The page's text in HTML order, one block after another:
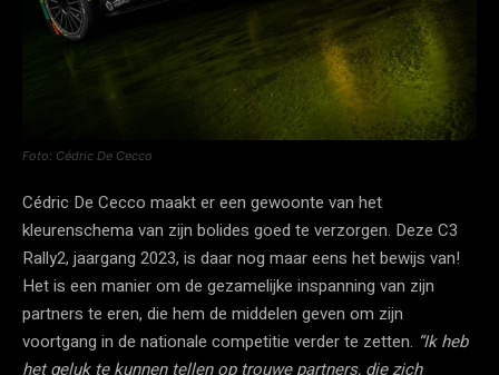
Foto: Cédric De Cecco
Cédric De Cecco maakt er een gewoonte van het
kleurenschema van zijn bolides goed te verzorgen. Deze C3
Rally2, jaargang 2023, is daar nog maar eens het bewijs van!
Het is een manier om de gezamelijke inspanning van zijn
partners te eren, die hem de middelen geven om zijn
voortgang in de nationale competitie verder te zetten. “Ik heb
het geluk te kunnen tellen op trouwe partners, die zich